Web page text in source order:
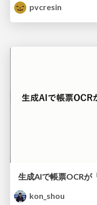
pvcresin
kon_shou